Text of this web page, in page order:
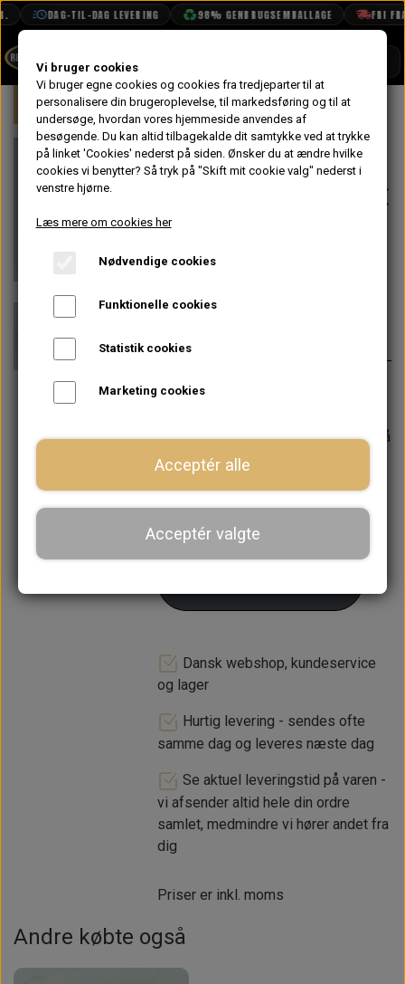
DAG-TIL-DAG LEVERING 98% GENBRUGSEMBALLAGE FRI
BOOK TID
PROJEKTER
TEKNISK DATA
VANDPOLERING
Forside Mini Elektrisk System Relæer,
På lager
Kollisions
Sikrings Kontakt
til Benzinpumpe
SPi
286,40 kr.
Til MPI skal MHQ100130 bruges
Forventet leveringstid:Varen er på
lager. 1-2 dages leveringstid
− +
Dansk webshop, kundeservice
og lager
Hurtig levering - sendes ofte
samme dag og leveres næste dag
Se aktuel leveringstid på varen -
vi afsender altid hele din ordre
samlet, medmindre vi hører andet fra
dig
Priser er inkl. moms
Andre købte også
Vi bruger cookies
Vi bruger egne cookies og cookies fra tredjeparter til at
personalisere din brugeroplevelse, til markedsføring og til at
undersøge, hvordan vores hjemmeside anvendes af
besøgende. Du kan altid tilbagekalde dit samtykke ved at trykke
på linket 'Cookies' nederst på siden. Ønsker du at ændre hvilke
cookies vi benytter? Så tryk på "Skift mit cookie valg" nederst i
venstre hjørne.
Læs mere om cookies her
Nødvendige cookies
Funktionelle cookies
Statistik cookies
Marketing cookies
Acceptér alle
Acceptér valgte